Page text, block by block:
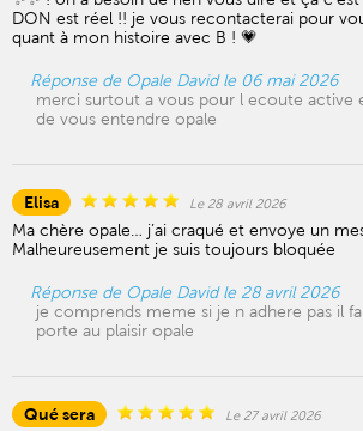
DON est réel !! je vous recontacterai pour
quant à mon histoire avec B ! 💗
Réponse de Opale David le 06 mai 2026
merci surtout a vous pour l ecoute active
de vous entendre opale
Elisa Le 28 avril 2026
Ma chère opale… j’ai craqué et envoye un
Malheureusement je suis toujours bloquée
Réponse de Opale David le 28 avril 2026
je comprends meme si je n adhere pas il
porte au plaisir opale
Qué sera Le 27 avril 2026